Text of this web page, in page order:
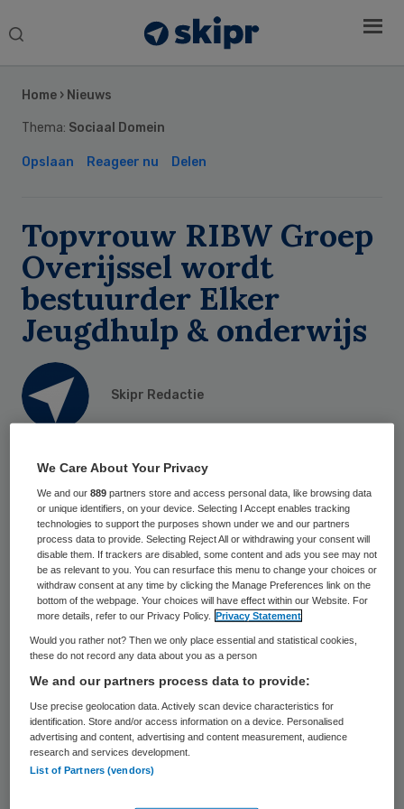
Search
Home › Nieuws
Thema: Sociaal Domein
Opslaan Reageer nu Delen
Topvrouw RIBW Groep
Overijssel wordt
bestuurder Elker
Jeugdhulp & onderwijs
Skipr Redactie
1393 keer gelezen
Ina Huesken gaat op 1 juli aan de slag als
bestuurder van Elker Jeugdhulp &
onderwijs. Huesken volgt daarmee interim-
bestuurder Leo Euser op.
Huesken is momenteel lid van de Raad van
Bestuur van RIBW Groep Overijssel.
Daarvoor heeft zij zowel op interim-basis
als in vaste dienst verschillende bestuurs-
en directiefuncties in de zorg ingevuld.
Sidebar
We Care About Your Privacy
We and our889 partners store and access personal data, like browsing data
or unique identifiers, on your device. Selecting I Accept enables tracking
technologies to support the purposes shown under we and our partners
process data to provide. Selecting Reject All or withdrawing your consent will
disable them. If trackers are disabled, some content and ads you see may not
be as relevant to you. You can resurface this menu to change your choices or
withdraw consent at any time by clicking the Manage Preferences link on the
bottom of the webpage. Your choices will have effect within our Website. For
more details, refer to our Privacy Policy.
Privacy Statement
Would you rather not? Then we only place essential and statistical cookies,
these do not record any data about you as a person
We and our partners process data to provide:
Use precise geolocation data. Actively scan device characteristics for
identification. Store and/or access information on a device. Personalised
advertising and content, advertising and content measurement, audience
research and services development.
List of Partners (vendors)